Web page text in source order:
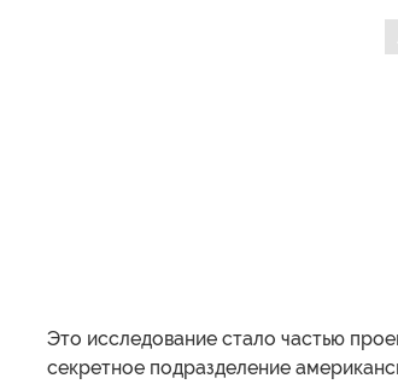
Это исследование стало частью
секретное подразделение